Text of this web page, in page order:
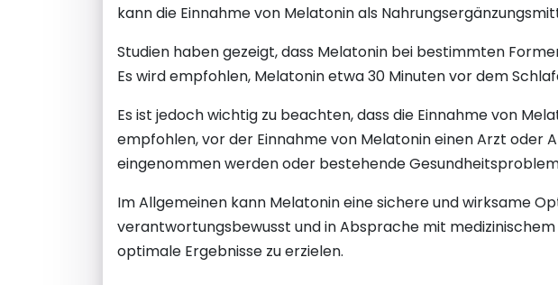
kann die Einnahme von Melatonin als
Studien haben gezeigt, dass Melatonin bei bestimmten
Es wird empfohlen, Melatonin etwa 30 Minuten vor dem
Es ist jedoch wichtig zu beachten, dass die Einnahme von
empfohlen, vor der Einnahme von Melatonin einen Arzt
eingenommen werden oder bestehende
Im Allgemeinen kann Melatonin eine sichere und wirksame
verantwortungsbewusst und in Absprache mit
optimale Ergebnisse zu erzielen.